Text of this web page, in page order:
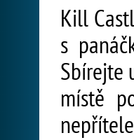
Kill
s
Sbírejte
místě